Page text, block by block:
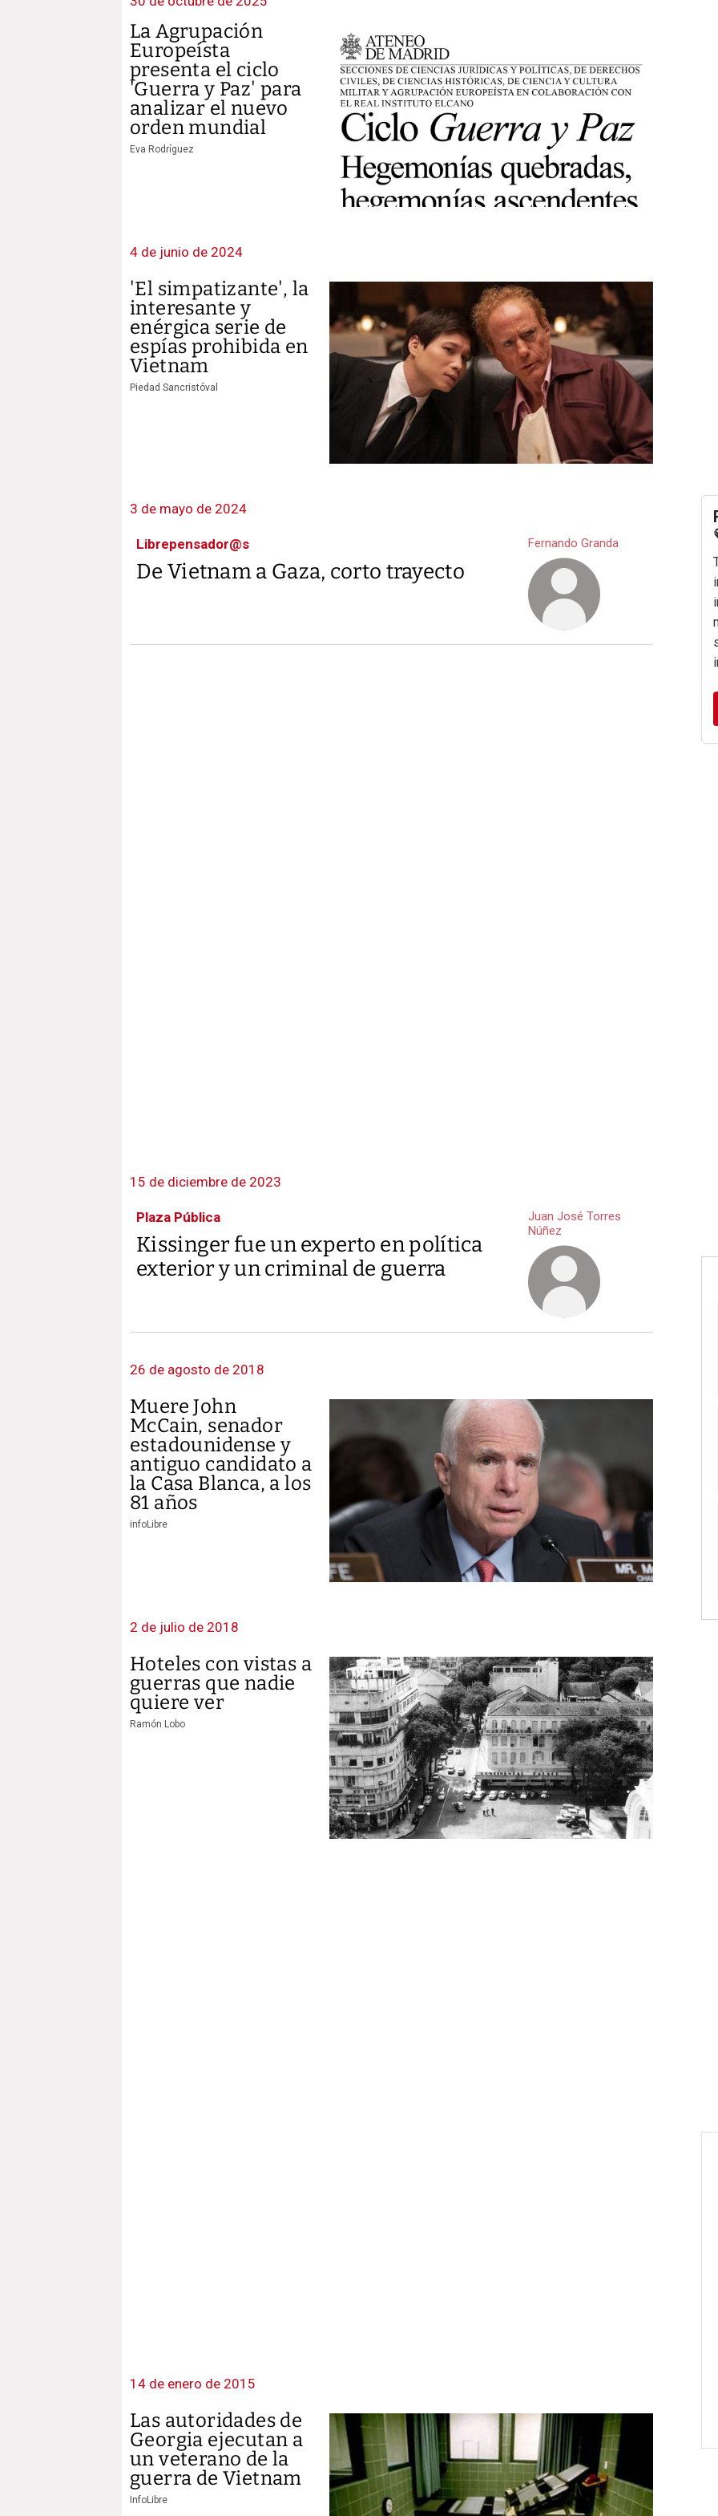
La Agrupación
Europeísta
presenta el ciclo
'Guerra y Paz' para
analizar el nuevo
orden mundial
Eva Rodríguez
4 de junio de 2024
'El simpatizante', la
interesante y
enérgica serie de
espías prohibida en
Vietnam
Piedad Sancristóval
3 de mayo de 2024
Librepensador@s
De Vietnam a Gaza, corto trayecto
Fernando Granda
15 de diciembre de 2023
Plaza Pública
Kissinger fue un experto en política
exterior y un criminal de guerra
Juan José Torres
Núñez
26 de agosto de 2018
Muere John
McCain, senador
estadounidense y
antiguo candidato a
la Casa Blanca, a los
81 años
infoLibre
2 de julio de 2018
Hoteles con vistas a
guerras que nadie
quiere ver
Ramón Lobo
14 de enero de 2015
Las autoridades de
Georgia ejecutan a
un veterano de la
guerra de Vietnam
InfoLibre